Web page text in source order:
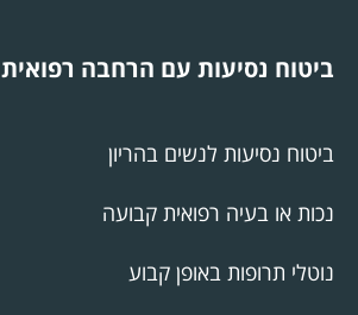
ביטוח נסיעות עם הרחבה רפואית
ביטוח נסיעות לנשים בהריון
נכות או בעיה רפואית קבועה
נוטלי תרופות באופן קבוע